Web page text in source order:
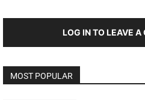
LOG IN TO LEAVE
MOST POPULAR